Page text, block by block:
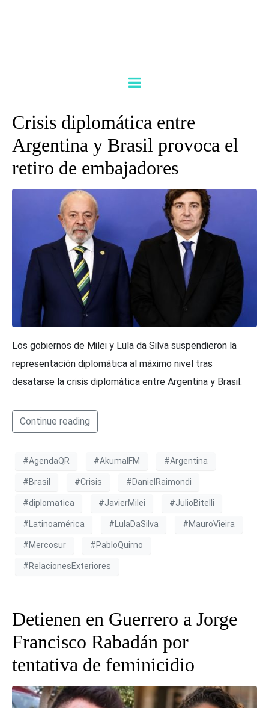
Crisis diplomática entre
Argentina y Brasil provoca el
retiro de embajadores
Los gobiernos de Milei y Lula da Silva suspendieron la
representación diplomática al máximo nivel tras
desatarse la crisis diplomática entre Argentina y Brasil.
Continue reading
#AgendaQR #AkumalFM #Argentina
#Brasil #Crisis #DanielRaimondi
#diplomatica #JavierMilei #JulioBitelli
#Latinoamérica #LulaDaSilva #MauroVieira
#Mercosur #PabloQuirno
#RelacionesExteriores
Detienen en Guerrero a Jorge
Francisco Rabadán por
tentativa de feminicidio